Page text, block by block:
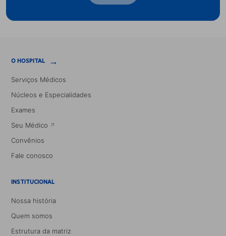
O HOSPITAL →
Serviços Médicos
Núcleos e Especialidades
Exames
Seu Médico
Convênios
Fale conosco
INSTITUCIONAL
Nossa história
Quem somos
Estrutura da matriz